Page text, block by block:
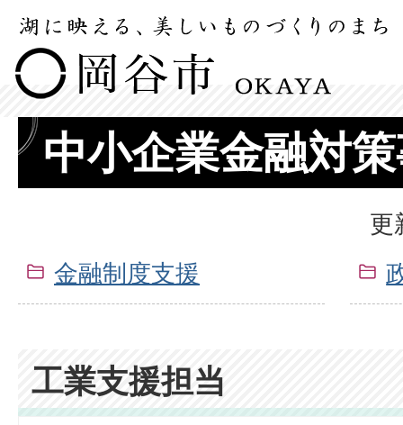
中小企業金融対
更
金融制度支援
工業支援担当